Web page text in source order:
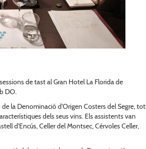
de tast al Gran Hotel La Florida de
DO.
la Denominació d'Origen Costers del Segre, tot
dels seus vins. Els assistents van
d'Encús, Celler del Montsec, Cérvoles Celler,